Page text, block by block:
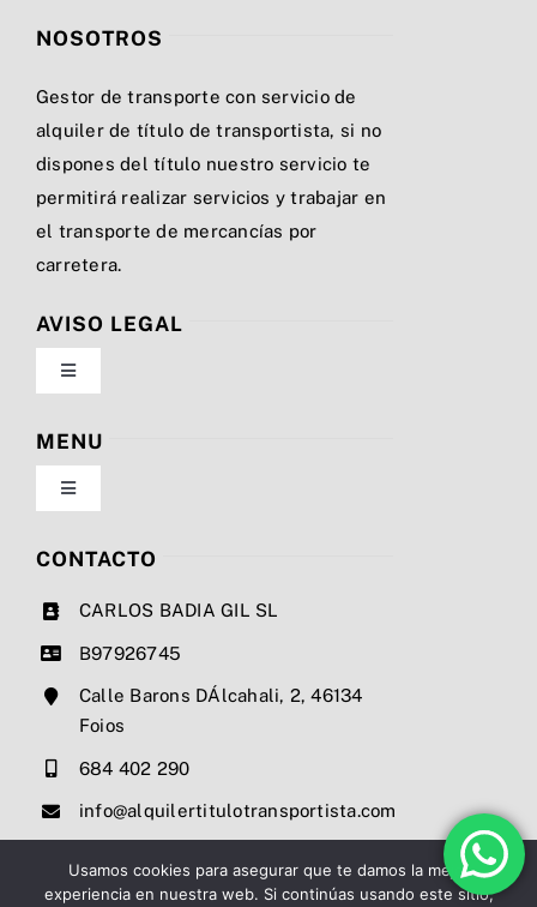
NOSOTROS
Gestor de transporte con servicio de
alquiler de título de transportista, si no
dispones del título nuestro servicio te
permitirá realizar servicios y trabajar en
el transporte de mercancías por
carretera.
AVISO LEGAL
Toggle
Navigation
Política de privacidad
Condiciones de uso
MENU
Toggle
Navigation
Nosotros
Precios
Contacto
CONTACTO
CARLOS BADIA GIL SL
B97926745
Calle Barons DÁlcahali, 2, 46134
Foios
684 402 290
info@alquilertitulotransportista.com
Usamos cookies para asegurar que te damos la mejor
experiencia en nuestra web. Si continúas usando este sitio,